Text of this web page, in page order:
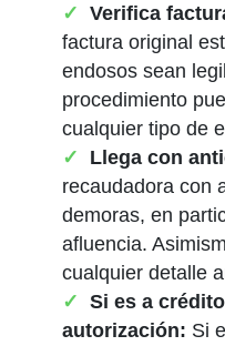
Verifica
factura original
endosos sean
procedimiento
cualquier tipo de
Llega con
recaudadora con
demoras, en
afluencia.
cualquier detalle
Si es a
autorización: Si